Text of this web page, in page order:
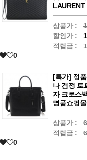
LAURENT
상품가 :
할인가 :
적립금 :
0
[특가] 정
나 검정 토
자 크로스
명품쇼핑
상품가 :
적립금 :
0